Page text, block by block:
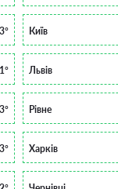
Київ
Львів
Рівне
Харків